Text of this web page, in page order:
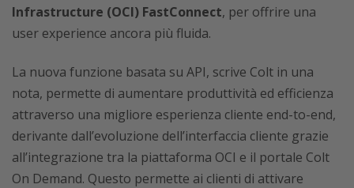
Infrastructure (OCI) FastConnect, per offrire una
user experience ancora più fluida.
La nuova funzione basata su API, scrive Colt in una
nota, permette di aumentare produttività ed efficienza
attraverso una migliore esperienza cliente end-to-end,
derivante dall’evoluzione dell’interfaccia cliente grazie
all’integrazione tra la piattaforma OCI e il portale Colt
On Demand. Questo permette ai clienti di attivare